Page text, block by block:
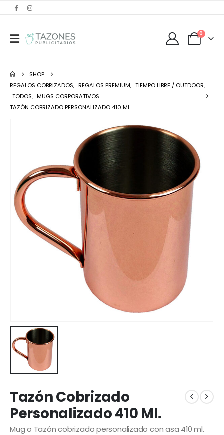
0
SHOP
REGALOS COBRIZADOS, REGALOS PREMIUM, TIEMPO LIBRE / OUTDOOR,
TODOS, MUGS CORPORATIVOS
TAZÓN COBRIZADO PERSONALIZADO 410 ML.
Tazón Cobrizado
Personalizado 410 Ml.
Mug o Tazón cobrizado personalizado con asa 410 ml.